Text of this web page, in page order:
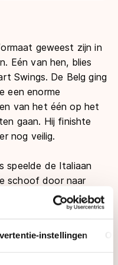
instellingen
geweest zijn in
Eén van hen, blies
Swings. De Belg ging
een enorme
van het één op het
gaan. Hij finishte
nog veilig.
speelde de Italiaan
schoof door naar
leiding zoals hij dat
goed. Eerder
diskwalificatie van
goud echt op eigen